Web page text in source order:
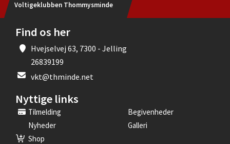
Voltigeklubben Thommysminde
Find os her
Hvejselvej 63, 7300 - Jelling
26839199
vkt@thminde.net
Nyttige links
Tilmelding
Begivenheder
Nyheder
Galleri
Shop